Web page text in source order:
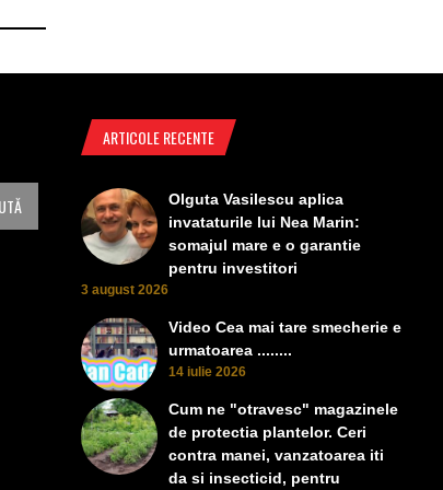
ARTICOLE RECENTE
Olguta Vasilescu aplica
invataturile lui Nea Marin:
somajul mare e o garantie
pentru investitori
3 august 2026
Video Cea mai tare smecherie e
urmatoarea ........
14 iulie 2026
Cum ne "otravesc" magazinele
de protectia plantelor. Ceri
contra manei, vanzatoarea iti
da si insecticid, pentru